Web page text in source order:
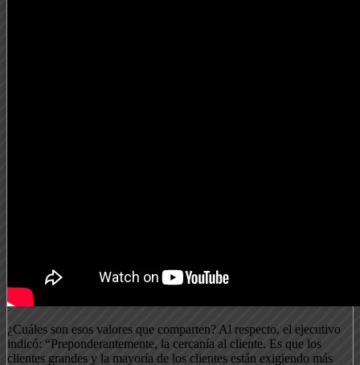
¿Cuáles son esos valores que comparten? Al respecto, el ejecutivo
indicó: “Preponderantemente, la cercanía al cliente. Es que los
clientes grandes y la mayoría de los clientes están exigiendo más